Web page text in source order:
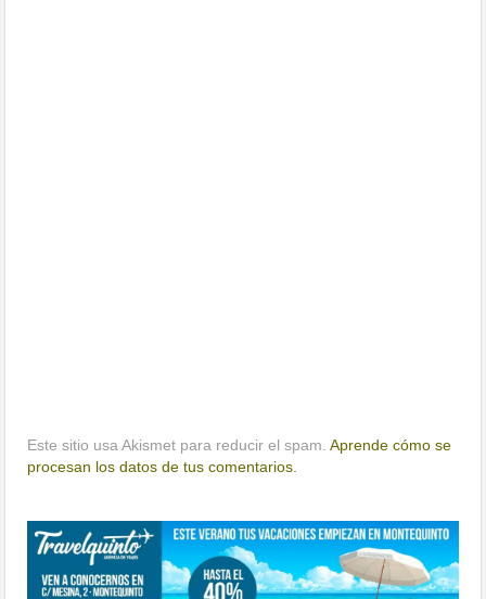
Este sitio usa Akismet para reducir el spam.Aprende cómo se
procesan los datos de tus comentarios.